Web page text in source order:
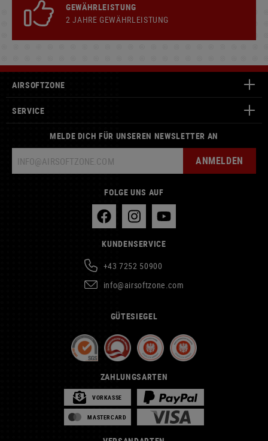
GEWÄHRLEISTUNG
2 JAHRE GEWÄHRLEISTUNG
AIRSOFTZONE
SERVICE
MELDE DICH FÜR UNSEREN NEWSLETTER AN
ANMELDEN
FOLGE UNS AUF
KUNDENSERVICE
+43 7252 50900
info@airsoftzone.com
GÜTESIEGEL
ZAHLUNGSARTEN
VORKASSE
MASTERCARD